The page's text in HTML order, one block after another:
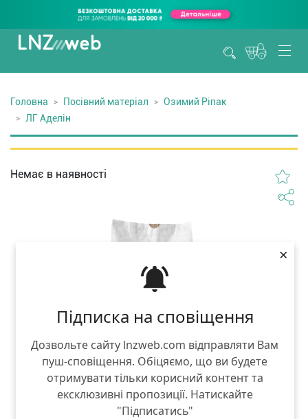
Підписка на сповіщення
Дозвольте сайту lnzweb.com відправляти Вам
пуш-сповіщення. Обіцяємо, що ви будете
отримувати тільки корисний контент та
ексклюзивні пропозиції. Натискайте
"Підписатись"
×
Головна Посівний матеріал
Озимий Ріпак
ЛГ Аделін
Немає в наявності